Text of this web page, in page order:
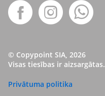
© Copypoint SIA, 2026
Visas tiesības ir aizsargātas.
Privātuma politika